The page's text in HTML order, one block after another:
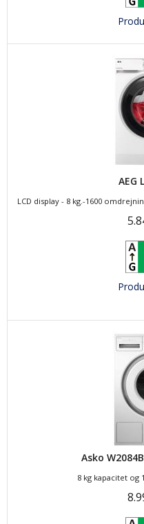
AEG
LCD display - 8 kg.-1600
Asko
8 kg kapacitet og